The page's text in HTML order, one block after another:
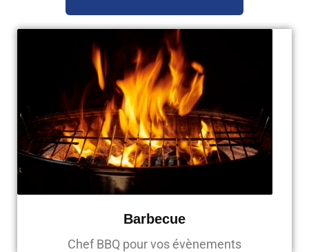
Barbecue
Chef BBQ pour vos évènements